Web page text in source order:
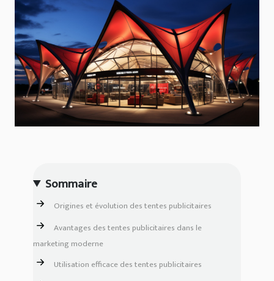
Sommaire
Origines et évolution des tentes publicitaires
Avantages des tentes publicitaires dans le
marketing moderne
Utilisation efficace des tentes publicitaires